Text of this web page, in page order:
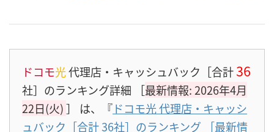
ドコモ光代理店・キャッシュバック［合計36
社］のランキング詳細 ［最新情報: 2026年4月
22日(火)］ は、『ドコモ光 代理店・キャッシ
ュバック［合計 36社］のランキング ［最新情